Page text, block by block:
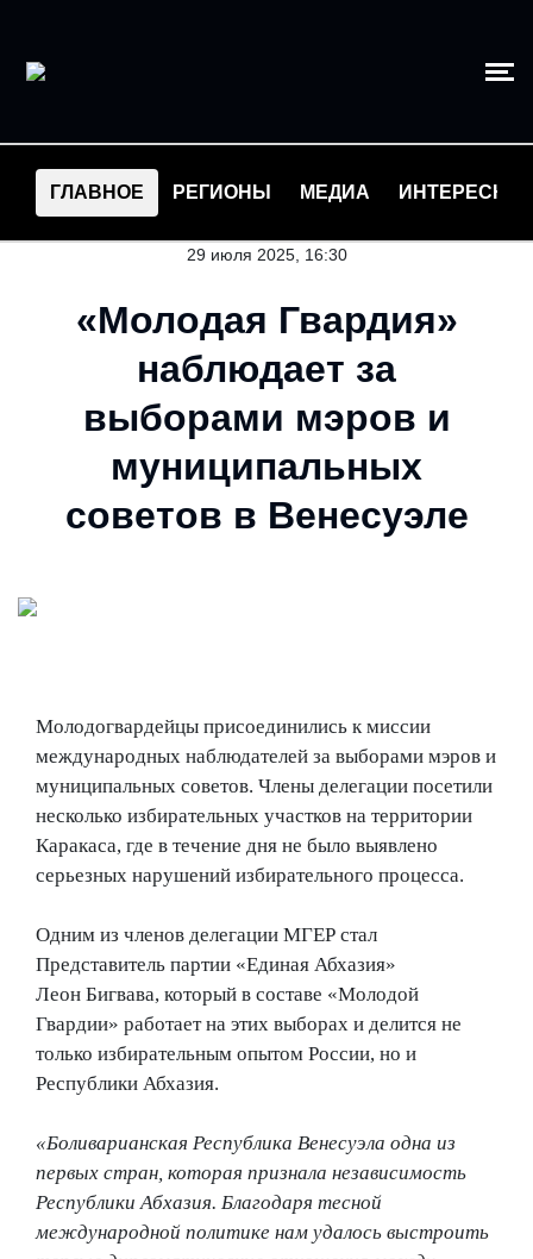
ГЛАВНОЕ РЕГИОНЫ МЕДИА ИНТЕРЕСНОЕ
29 июля 2025, 16:30
«Молодая Гвардия»
наблюдает за
выборами мэров и
муниципальных
советов в Венесуэле
Молодогвардейцы присоединились к миссии
международных наблюдателей за выборами мэров и
муниципальных советов. Члены делегации посетили
несколько избирательных участков на территории
Каракаса, где в течение дня не было выявлено
серьезных нарушений избирательного процесса.
Одним из членов делегации МГЕР стал
Представитель партии «Единая Абхазия»
Леон Бигвава, который в составе «Молодой
Гвардии» работает на этих выборах и делится не
только избирательным опытом России, но и
Республики Абхазия.
«Боливарианская Республика Венесуэла одна из
первых стран, которая признала независимость
Республики Абхазия. Благодаря тесной
международной политике нам удалось выстроить